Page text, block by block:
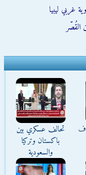
غربي ليبيا
القُصّر
تحالف عسكري بين
باكستان وتركيا
والسعودية